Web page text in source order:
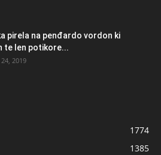
pirela na penđardo vordon ki
te len potikore...
2019
1774
1385